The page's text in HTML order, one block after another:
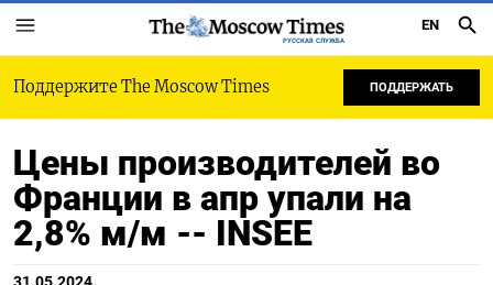
РУССКАЯ СЛУЖБА
EN
Поддержите The Moscow Times ПОДДЕРЖАТЬ
Цены производителей во
Франции в апр упали на
2,8% м/м -- INSEE